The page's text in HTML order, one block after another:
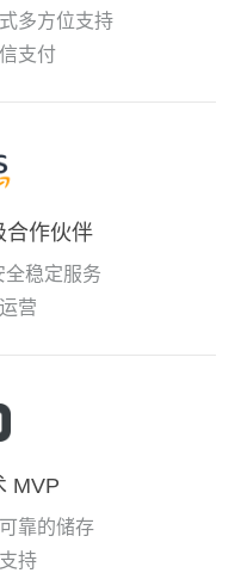
多方位支持
支付
合作伙伴
全稳定服务
营
MVP
靠的储存
持